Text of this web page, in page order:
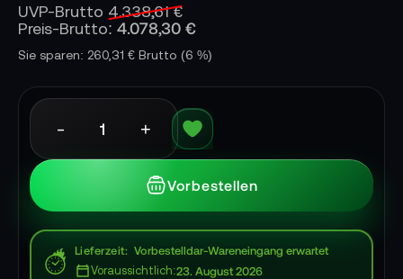
UVP-Brutto 4.338,61 €
Preis-Brutto: 4.078,30 €
Sie sparen: 260,31 € Brutto (6 %)
- +
Vorbestellen
Lieferzeit Vorbestelldar-Wareneingang erwartet
Voraussichtlich:23. August 2026